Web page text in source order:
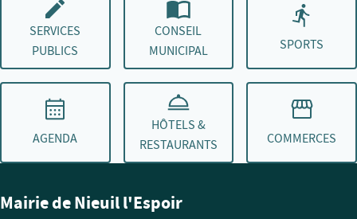
SERVICES
PUBLICS
CONSEIL
MUNICIPAL
SPORTS
AGENDA
HÔTELS &
RESTAURANTS
COMMERCES
Mairie de Nieuil l'Espoir